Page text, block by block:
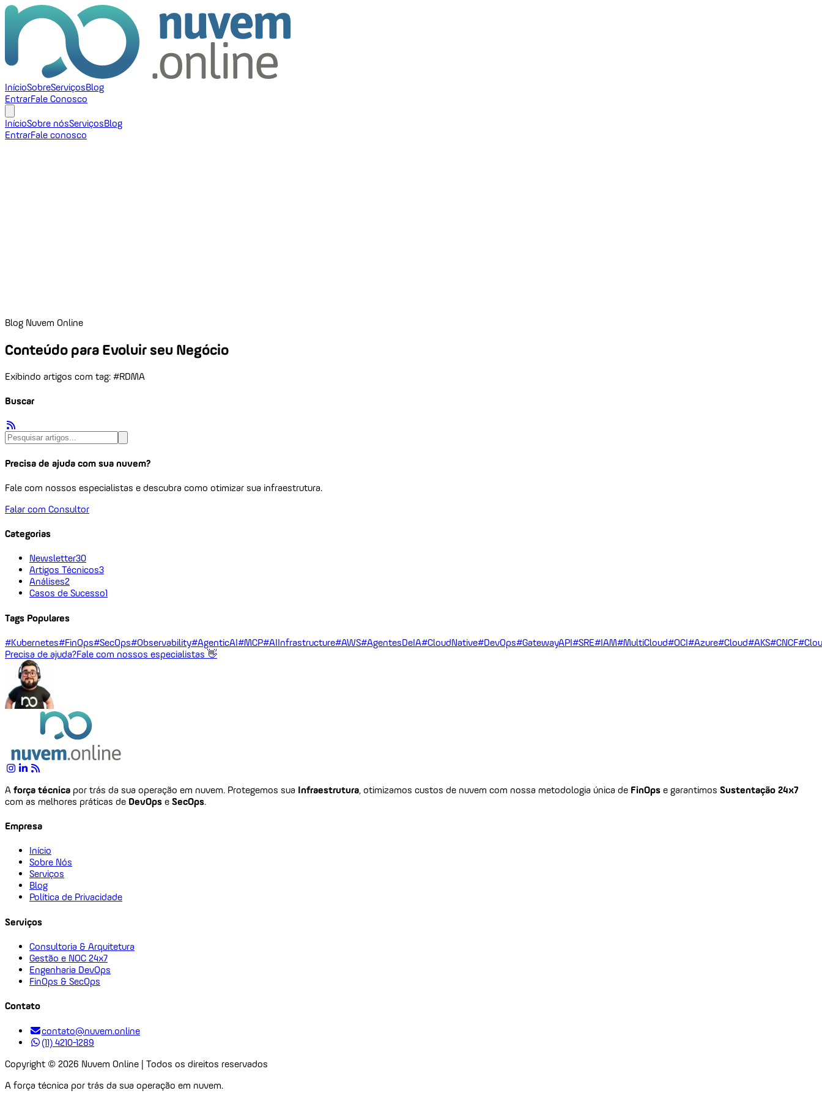
InícioSobreServiçosBlog
EntrarFale Conosco
InícioSobre nósServiçosBlog
EntrarFale conosco
Blog Nuvem Online
Conteúdo para Evoluir seu Negócio
Exibindo artigos com tag: #RDMA
Buscar
Precisa de ajuda com sua nuvem?
Fale com nossos especialistas e descubra como otimizar sua infraestrutura.
Falar com Consultor
Categorias
Newsletter30
Artigos Técnicos3
Análises2
Casos de Sucesso1
Tags Populares
#Kubernetes#FinOps#SecOps#Observability#AgenticAI#MCP#AIInfrastructure#AWS#AgentesDeIA#CloudNative#DevOps#GatewayAPI#SRE#IAM#MultiCloud#OCI#Azure#Cloud#AKS#CNCF
Precisa de ajuda?Fale com nossos especialistas 👋
A força técnica por trás da sua operação em nuvem. Protegemos sua Infraestrutura, otimizamos custos de nuvem com nossa metodologia única de FinOps e garantimos Sustentação 24x7
com as melhores práticas de DevOps e SecOps.
Empresa
Início
Sobre Nós
Serviços
Blog
Política de Privacidade
Serviços
Consultoria & Arquitetura
Gestão e NOC 24x7
Engenharia DevOps
FinOps & SecOps
Contato
contato@nuvem.online
(11) 4210-1289
Copyright © 2026 Nuvem Online | Todos os direitos reservados
A força técnica por trás da sua operação em nuvem.